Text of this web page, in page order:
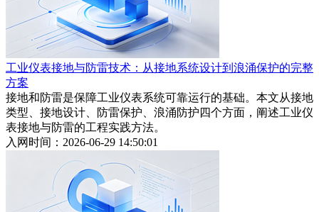
工业仪表接地与防雷技术：从接地系统设计到浪涌保护的完整
方案
接地和防雷是保障工业仪表系统可靠运行的基础。本文从接地
类型、接地设计、防雷保护、浪涌防护四个方面，阐述工业仪
表接地与防雷的工程实践方法。
入网时间：2026-06-29 14:50:01